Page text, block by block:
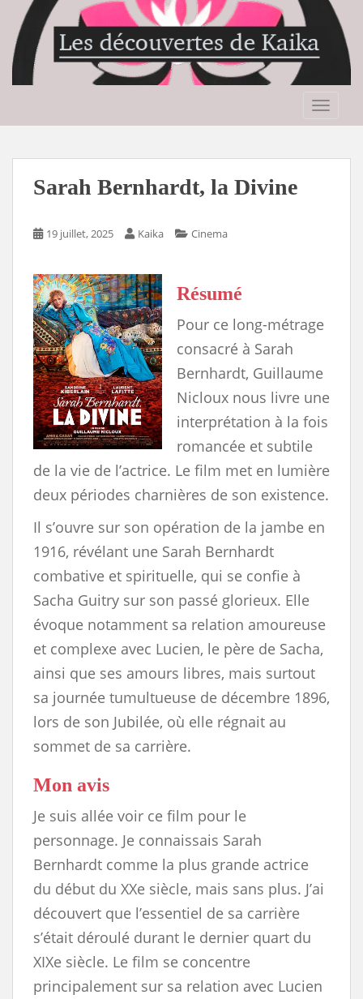
Sarah Bernhardt, la Divine
19 juillet, 2025 Kaika Cinema
Résumé
Pour ce long-métrage
consacré à Sarah
Bernhardt, Guillaume
Nicloux nous livre une
interprétation à la fois
romancée et subtile
de la vie de l’actrice. Le film met en lumière
deux périodes charnières de son existence.
Il s’ouvre sur son opération de la jambe en
1916, révélant une Sarah Bernhardt
combative et spirituelle, qui se confie à
Sacha Guitry sur son passé glorieux. Elle
évoque notamment sa relation amoureuse
et complexe avec Lucien, le père de Sacha,
ainsi que ses amours libres, mais surtout
sa journée tumultueuse de décembre 1896,
lors de son Jubilée, où elle régnait au
sommet de sa carrière.
Mon avis
Je suis allée voir ce film pour le
personnage. Je connaissais Sarah
Bernhardt comme la plus grande actrice
du début du XXe siècle, mais sans plus. J’ai
découvert que l’essentiel de sa carrière
s’était déroulé durant le dernier quart du
XIXe siècle. Le film se concentre
principalement sur sa relation avec Lucien